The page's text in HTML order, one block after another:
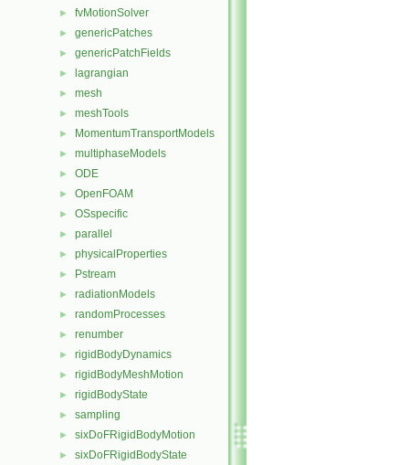
► fvMotionSolver
► genericPatches
► genericPatchFields
► lagrangian
► mesh
► meshTools
► MomentumTransportModels
► multiphaseModels
► ODE
► OpenFOAM
► OSspecific
► parallel
► physicalProperties
► Pstream
► radiationModels
► randomProcesses
► renumber
► rigidBodyDynamics
► rigidBodyMeshMotion
► rigidBodyState
► sampling
► sixDoFRigidBodyMotion
► sixDoFRigidBodyState